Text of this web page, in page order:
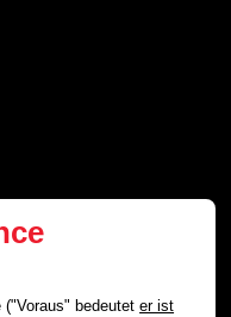
("Voraus" bedeuteter ist